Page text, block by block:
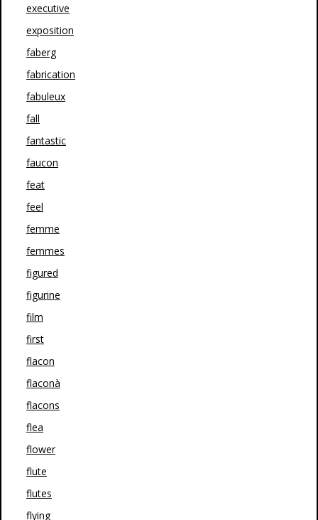
executive
exposition
faberg
fabrication
fabuleux
fall
fantastic
faucon
feat
feel
femme
femmes
figured
figurine
film
first
flacon
flaconà
flacons
flea
flower
flute
flutes
flying